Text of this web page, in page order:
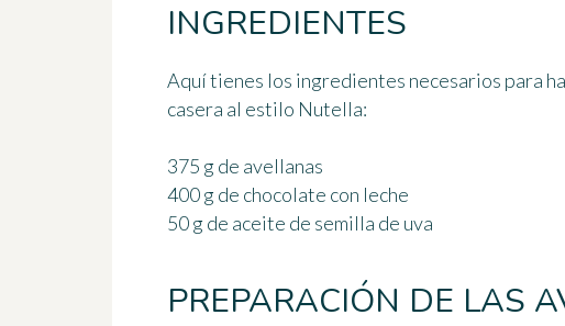
INGREDIENTES
Aquí tienes los ingredientes necesarios para
casera al estilo Nutella:
375 g de avellanas
400 g de chocolate con leche
50 g de aceite de semilla de uva
PREPARACIÓN DE LAS